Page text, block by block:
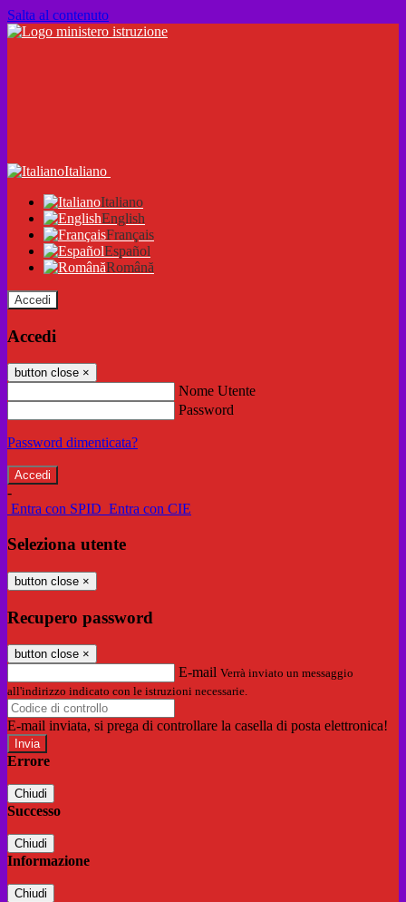
Salta al contenuto
Italiano
Italiano
English
Français
Español
Română
Accedi
Accedi
button close ×
Nome Utente
Password
Password dimenticata?
-
Entra con SPID Entra con CIE
Seleziona utente
button close ×
Recupero password
button close ×
E-mail Verrà inviato un messaggio
all'indirizzo indicato con le istruzioni necessarie.
E-mail inviata, si prega di controllare la casella di posta elettronica!
Errore
Chiudi
Successo
Chiudi
Informazione
Chiudi